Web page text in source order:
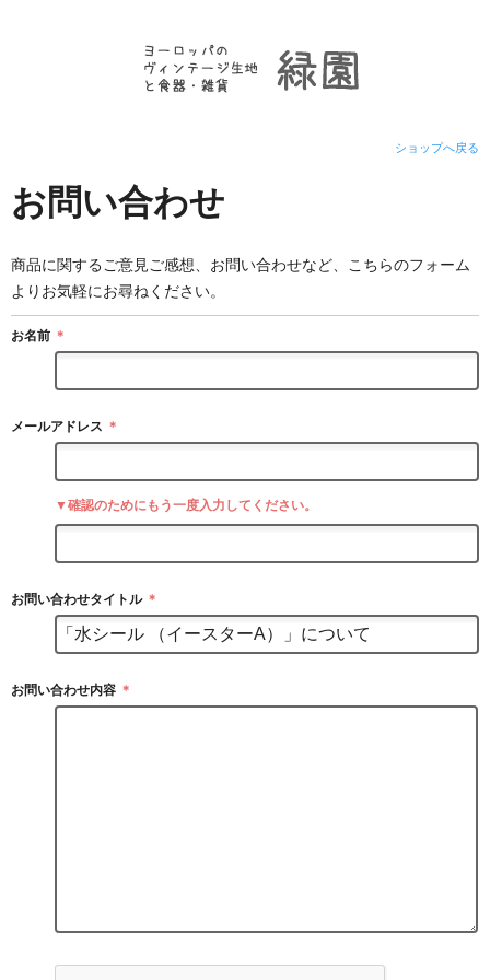
ショップへ戻る
お問い合わせ
商品に関するご意見ご感想、お問い合わせなど、こちらのフォーム
よりお気軽にお尋ねください。
お名前 ＊
メールアドレス ＊
▼確認のためにもう一度入力してください。
お問い合わせタイトル ＊
お問い合わせ内容 ＊